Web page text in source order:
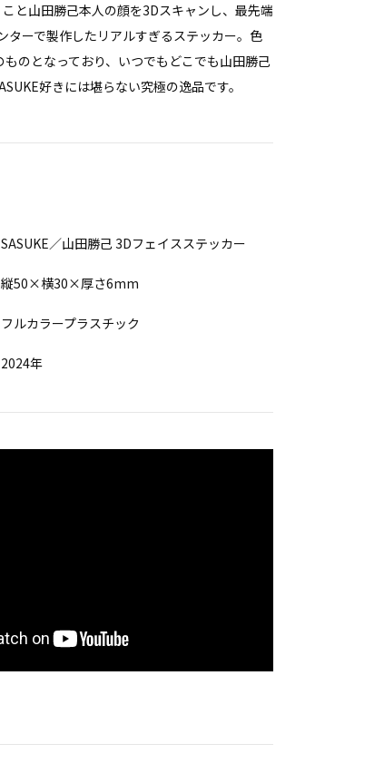
こと山田勝己本人の顔を3Dスキャンし、最先端
ターで製作したリアルすぎるステッカー。色
のとなっており、いつでもどこでも山田勝己
好きには堪らない究極の逸品です。
SASUKE／山田勝己 3Dフェイスステッカー
縦50×横30×厚さ6mm
フルカラープラスチック
2024年